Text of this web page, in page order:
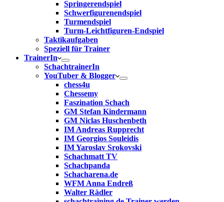
Springerendspiel
Schwerfigurenendspiel
Turmendspiel
Turm-Leichtfiguren-Endspiel
Taktikaufgaben
Speziell für Trainer
TrainerIn
SchachtrainerIn
YouTuber & Blogger
chess4u
Chessemy
Faszination Schach
GM Stefan Kindermann
GM Niclas Huschenbeth
IM Andreas Rupprecht
IM Georgios Souleidis
IM Yaroslav Srokovski
Schachmatt TV
Schachpanda
Schacharena.de
WFM Anna Endreß
Walter Rädler